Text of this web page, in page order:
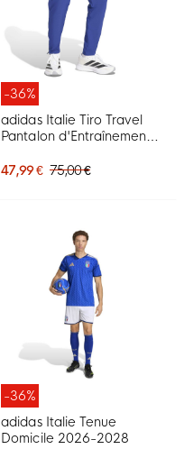
-36%
adidas Italie Tiro Travel
Pantalon d'Entraînement
47,99 € 75,00 €
-36%
adidas Italie Tenue
Domicile 2026-2028